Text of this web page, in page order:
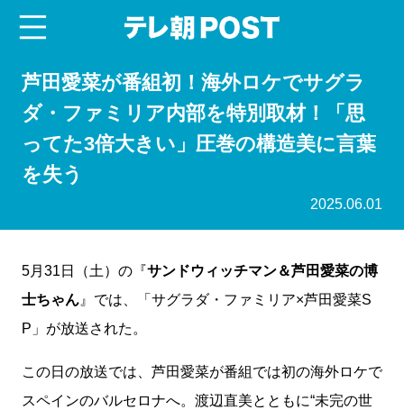
芦田愛菜が番組初！海外ロケでサグラ
ダ・ファミリア内部を特別取材！「思
ってた3倍大きい」圧巻の構造美に言葉
を失う
2025.06.01
5月31日（土）の『サンドウィッチマン＆芦田愛菜の博
士ちゃん』では、「サグラダ・ファミリア×芦田愛菜S
P」が放送された。
この日の放送では、芦田愛菜が番組では初の海外ロケで
スペインのバルセロナへ。渡辺直美とともに“未完の世